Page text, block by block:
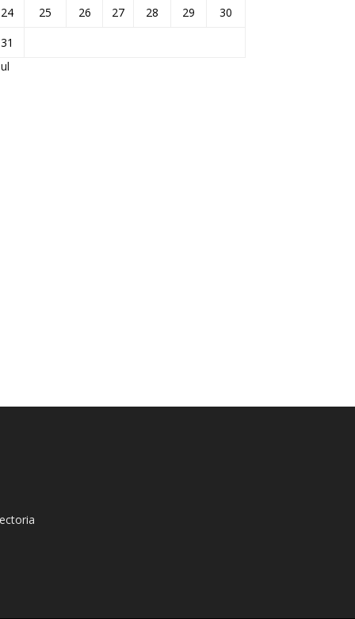
24
25 26 27 28 29
30
31